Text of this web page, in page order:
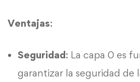
Ventajas:
Seguridad: La capa 0 es
garantizar la seguridad de